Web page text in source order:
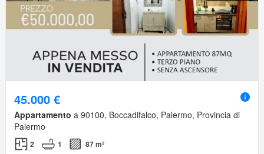
45.000 €
Appartamento a 90100, Boccadifalco, Palermo, Provincia di
Palermo
2 1
87 m²